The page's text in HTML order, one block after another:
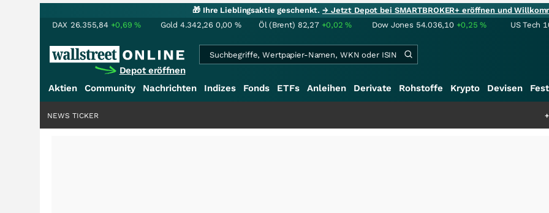
🎁 Ihre Lieblingsaktie geschenkt.→ Jetzt Depot bei SMARTBROKER+ eröffnen und
DAX 26.355,84 +0,69% Gold 4.342,26 0,00 % Öl (Brent) 82,27 +0,02% Dow Jones 54.036,10 +0,25% US Tech
Depot eröffnen
Aktien Community Nachrichten Indizes Fonds ETFs Anleihen Derivate Rohstoffe Krypto Devisen
Saga
NEWS TICKER